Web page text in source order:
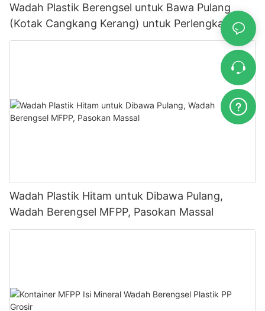
Wadah Plastik Berengsel untuk Bawa Pulang
(Kotak Cangkang Kerang) untuk Perlengkapan
Restoran
Wadah Plastik Hitam untuk Dibawa Pulang,
Wadah Berengsel MFPP, Pasokan Massal